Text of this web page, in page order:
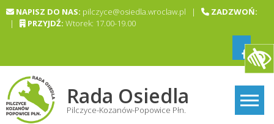
Skip NAPISZ DO NAS: pilczyce@osiedla.wroclaw.pl |
ZADZWOŃ:
|
PRZYJDŹ: Wtorek: 17.00-19.00
Rada Osiedla
Pilczyce-Kozanów-Popowice Płn.